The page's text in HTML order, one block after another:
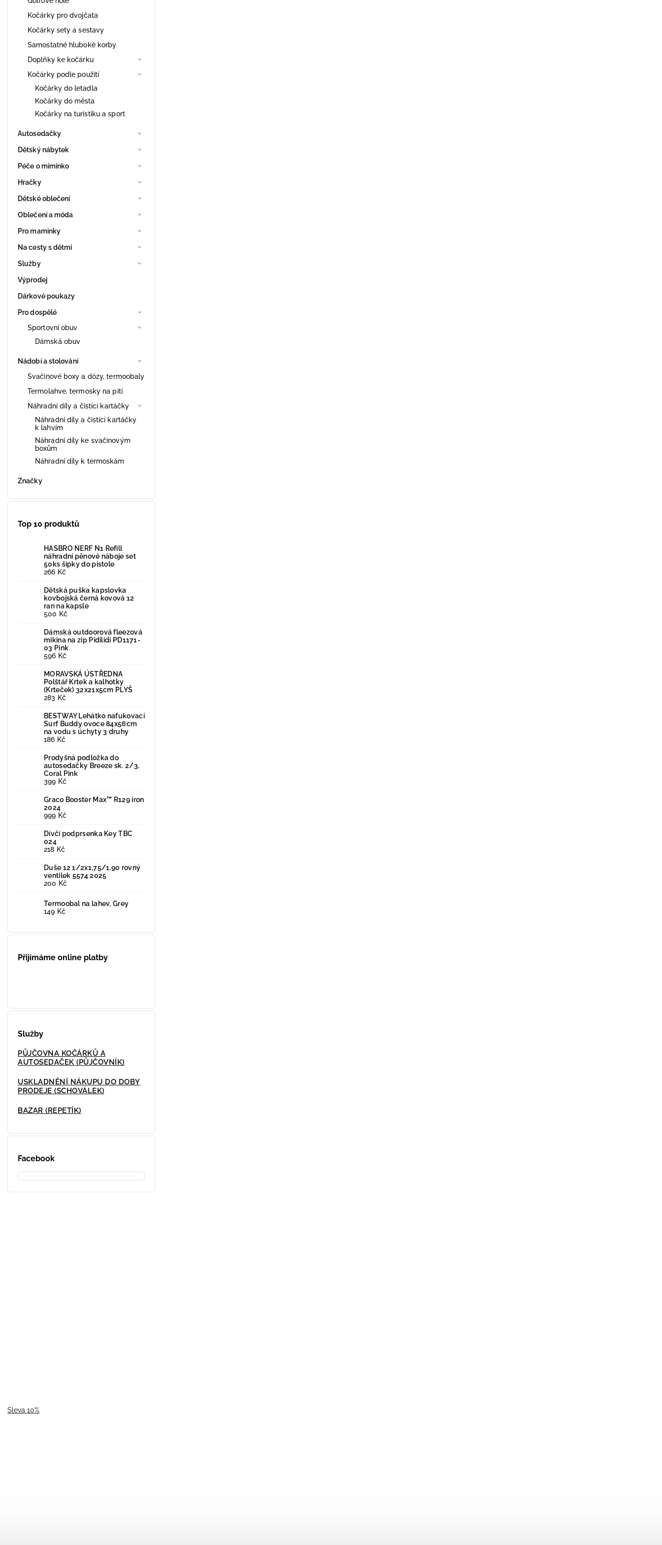
Kočárky pro dvojčata
Kočárky sety a sestavy
Samostatné hluboké korby
Doplňky ke kočárku
Kočárky podle použití
Kočárky do letadla
Kočárky do města
Kočárky na turistiku a sport
Autosedačky
Dětský nábytek
Péče o miminko
Hračky
Dětské oblečení
Oblečení a móda
Pro maminky
Na cesty s dětmi
Služby
Výprodej
Dárkové poukazy
Pro dospělé
Sportovní obuv
Dámská obuv
Nádobí a stolování
Svačinové boxy a dózy, termoobaly
Termolahve, termosky na pití
Náhradní díly a čistící kartáčky
Náhradní díly a čistící kartáčky
k lahvím
Náhradní díly ke svačinovým
boxům
Náhradní díly k termoskám
Značky
Top 10 produktů
HASBRO NERF N1 Refill
náhradní pěnové náboje set
50ks šipky do pistole
266 Kč
Dětská puška kapslovka
kovbojská černá kovová 12
ran na kapsle
500 Kč
Dámská outdoorová fleezová
mikina na zip Pidilidi PD1171-
03 Pink
596 Kč
MORAVSKÁ ÚSTŘEDNA
Polštář Krtek a kalhotky
(Krteček) 32x21x5cm PLYŠ
283 Kč
BESTWAY Lehátko nafukovací
Surf Buddy ovoce 84x56cm
na vodu s úchyty 3 druhy
186 Kč
Prodyšná podložka do
autosedačky Breeze sk. 2/3,
Coral Pink
399 Kč
Graco Booster Max™ R129 iron
2024
999 Kč
Dívčí podprsenka Key TBC
024
218 Kč
Duše 12 1/2x1,75/1,90 rovný
ventilek 5574 2025
200 Kč
Termoobal na lahev, Grey
149 Kč
Přijímáme online platby
Služby
PŮJČOVNA KOČÁRKŮ A
AUTOSEDAČEK (PŮJČOVNÍK)
USKLADNĚNÍ NÁKUPU DO DOBY
PRODEJE (SCHOVÁLEK)
BAZAR (REPETÍK)
Facebook
Sleva 10%